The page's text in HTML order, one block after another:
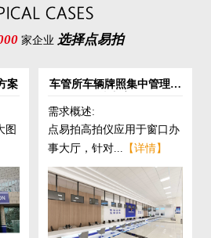
家企业 选择点易拍
案
图
车管所车辆牌照集中管理解
需求概述:
点易拍高拍仪应用于窗口办
事大厅，针对... 【详情】